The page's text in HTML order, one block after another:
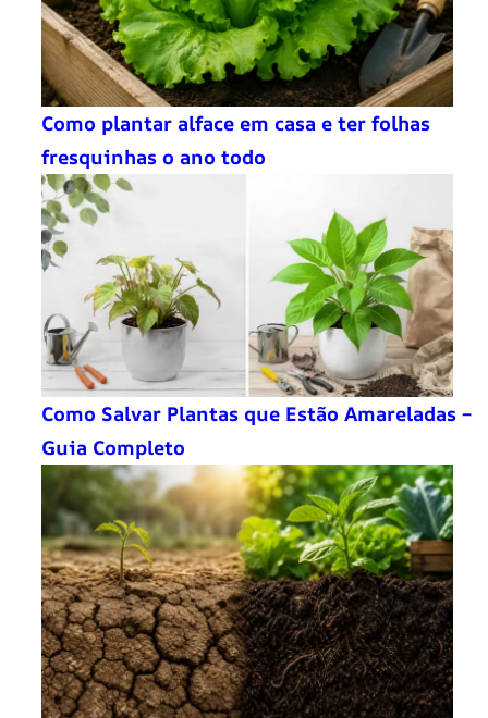
Como plantar alface em casa e ter folhas
fresquinhas o ano todo
Como Salvar Plantas que Estão Amareladas –
Guia Completo